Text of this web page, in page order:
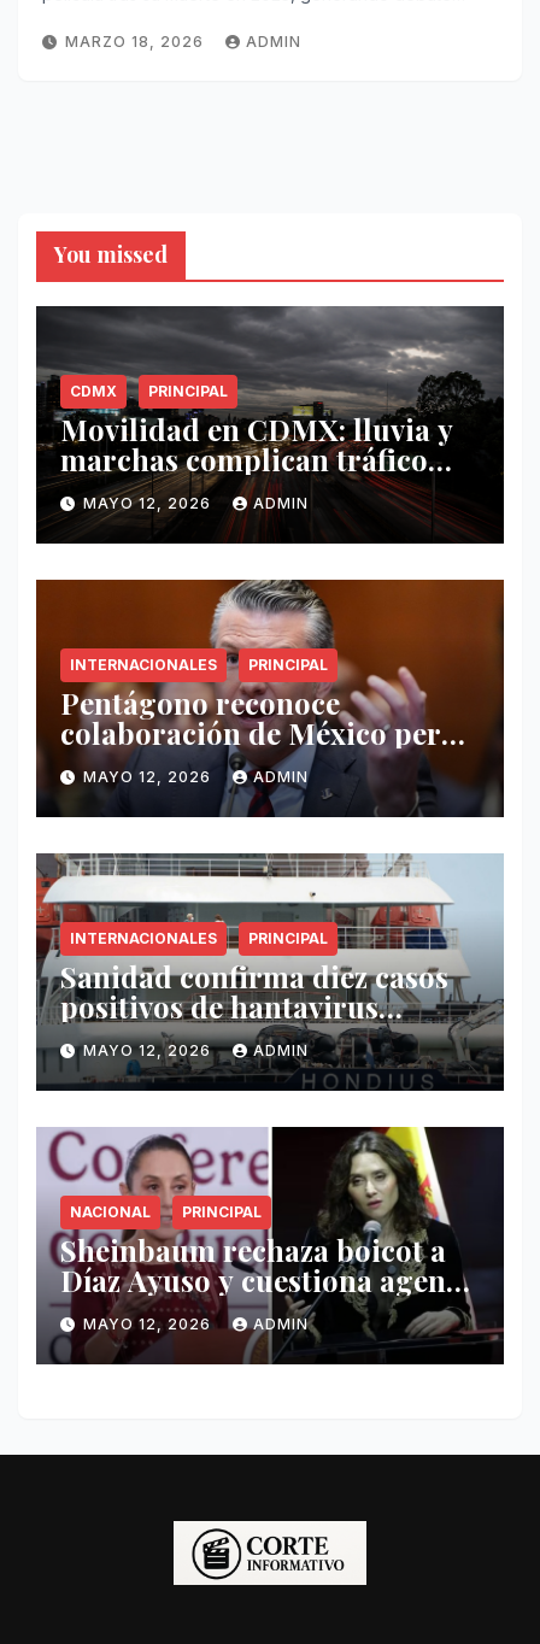
MARZO 18, 2026 ADMIN
You missed
CDMX PRINCIPAL
Movilidad en CDMX: lluvia y
marchas complican tráfico
este 12 de mayo
MAYO 12, 2026 ADMIN
INTERNACIONALES PRINCIPAL
Pentágono reconoce
colaboración de México pero
exige mayor operatividad
antidrogas
MAYO 12, 2026 ADMIN
INTERNACIONALES PRINCIPAL
Sanidad confirma diez casos
positivos de hantavirus
vinculados al crucero MV
Hondius
MAYO 12, 2026 ADMIN
NACIONAL PRINCIPAL
Sheinbaum rechaza boicot a
Díaz Ayuso y cuestiona agenda
de funcionaria española
MAYO 12, 2026 ADMIN